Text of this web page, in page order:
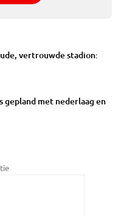
vertrouwde stadion:
met nederlaag en